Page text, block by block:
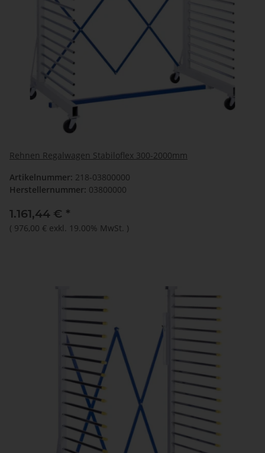
Rehnen Regalwagen Stabiloflex 300-2000mm
Artikelnummer: 218-03800000
Herstellernummer: 03800000
1.161,44 € *
( 976,00 € exkl. 19.00% MwSt. )